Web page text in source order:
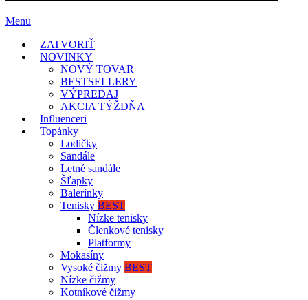
Menu
ZATVORIŤ
NOVINKY
NOVÝ TOVAR
BESTSELLERY
VÝPREDAJ
AKCIA TÝŽDŇA
Influenceri
Topánky
Lodičky
Sandále
Letné sandále
Šľapky
Balerínky
Tenisky BEST
Nízke tenisky
Členkové tenisky
Platformy
Mokasíny
Vysoké čižmy BEST
Nízke čižmy
Kotníkové čižmy